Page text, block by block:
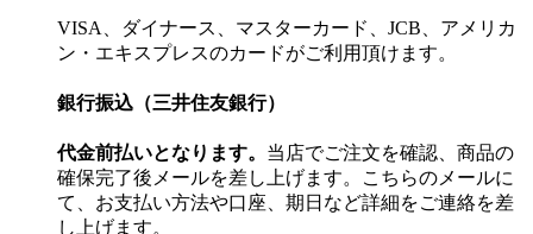
VISA、ダイナース、マスターカード、JCB、アメリカ
ン・エキスプレスのカードがご利用頂けます。
銀行振込（三井住友銀行）
代金前払いとなります。 当店でご注文を確認、商品の
確保完了後メールを差し上げます。こちらのメールに
て、お支払い方法や口座、期日など詳細をご連絡を差
し上げます。